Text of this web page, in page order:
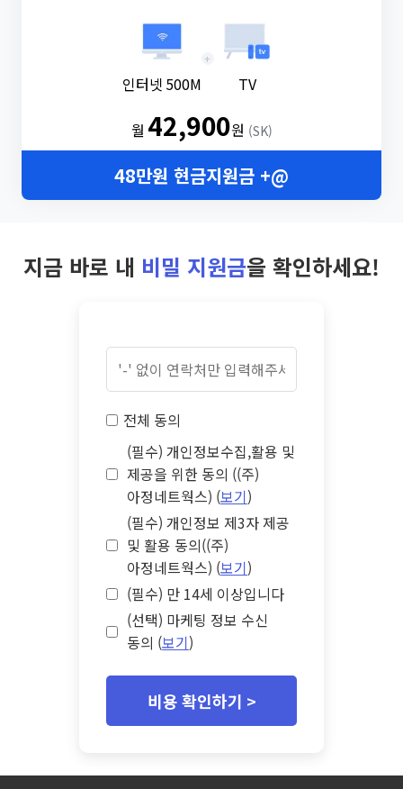
인터넷 500M
+
TV
월 42,900원 (SK)
48만원 현금지원금 +@
지금 바로 내 비밀 지원금을 확인하세요!
전체 동의
(필수) 개인정보수집,활용 및
제공을 위한 동의 ((주)
아정네트웍스) (보기)
(필수) 개인정보 제3자 제공
및 활용 동의((주)
아정네트웍스) (보기)
(필수) 만 14세 이상입니다
(선택) 마케팅 정보 수신
동의 (보기)
비용 확인하기 >